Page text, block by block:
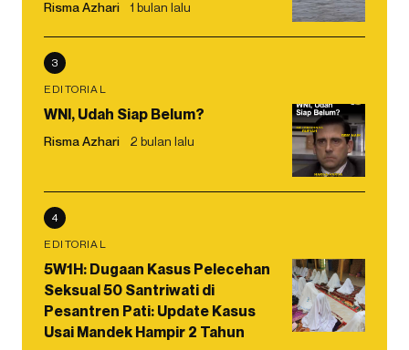
Risma Azhari 1 bulan lalu
3
EDITORIAL
WNI, Udah Siap Belum?
Risma Azhari 2 bulan lalu
4
EDITORIAL
5W1H: Dugaan Kasus Pelecehan
Seksual 50 Santriwati di
Pesantren Pati: Update Kasus
Usai Mandek Hampir 2 Tahun